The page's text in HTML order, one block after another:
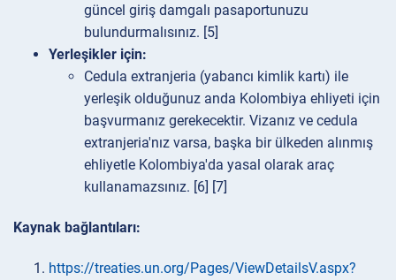
güncel giriş damgalı pasaportunuzu
bulundurmalısınız. [5]
Yerleşikler için:
Cedula extranjeria (yabancı kimlik kartı) ile
yerleşik olduğunuz anda Kolombiya ehliyeti için
başvurmanız gerekecektir. Vizanız ve cedula
extranjeria'nız varsa, başka bir ülkeden alınmış
ehliyetle Kolombiya'da yasal olarak araç
kullanamazsınız. [6] [7]
Kaynak bağlantıları:
https://treaties.un.org/Pages/ViewDetailsV.aspx?